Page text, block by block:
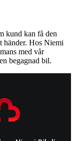
kund kan få den
händer. Hos Niemi
med vår
begagnad bil.